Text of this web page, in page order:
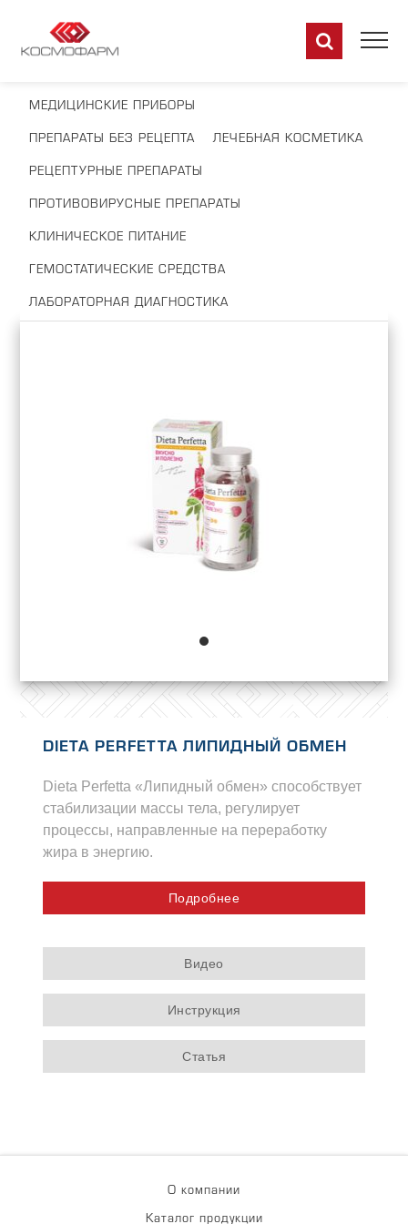
МЕДИЦИНСКИЕ ПРИБОРЫ
ПРЕПАРАТЫ БЕЗ РЕЦЕПТА ЛЕЧЕБНАЯ КОСМЕТИКА
РЕЦЕПТУРНЫЕ ПРЕПАРАТЫ
ПРОТИВОВИРУСНЫЕ ПРЕПАРАТЫ
КЛИНИЧЕСКОЕ ПИТАНИЕ
ГЕМОСТАТИЧЕСКИЕ СРЕДСТВА
ЛАБОРАТОРНАЯ ДИАГНОСТИКА
DIETA PERFETTA ЛИПИДНЫЙ ОБМЕН
Dieta Perfetta «Липидный обмен» способствует
стабилизации массы тела, регулирует
процессы, направленные на переработку
жира в энергию.
Подробнее
Видео
Инструкция
Статья
О компании
Каталог продукции